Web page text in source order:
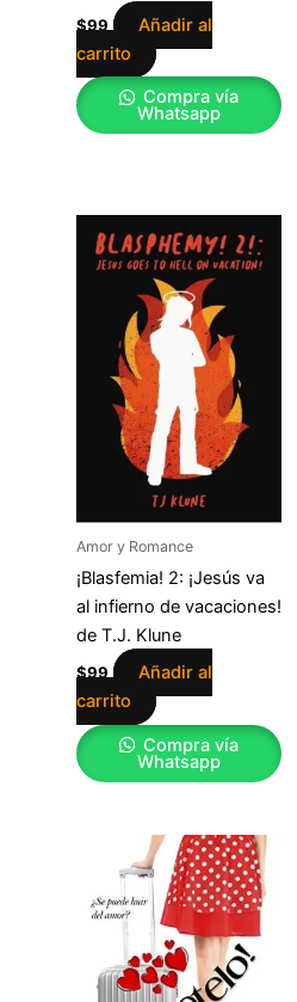
$99
Añadir al
carrito
Compra vía
Whatsapp
Amor y Romance
¡Blasfemia! 2: ¡Jesús va
al infierno de vacaciones!
de T.J. Klune
$99
Añadir al
carrito
Compra vía
Whatsapp